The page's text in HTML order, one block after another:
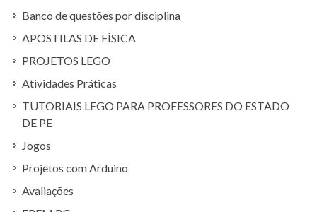
Banco de questões por disciplina
APOSTILAS DE FÍSICA
PROJETOS LEGO
Atividades Práticas
TUTORIAIS LEGO PARA PROFESSORES DO ESTADO
DE PE
Jogos
Projetos com Arduino
Avaliações